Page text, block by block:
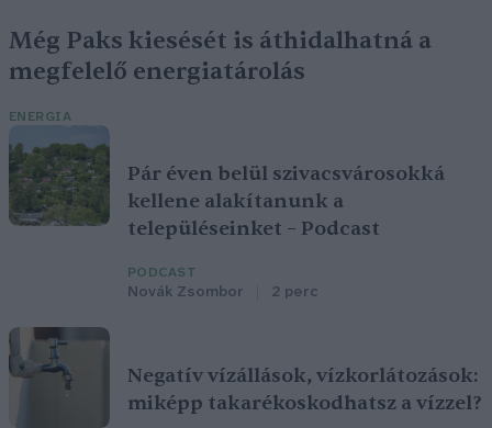
Még Paks kiesését is áthidalhatná a
megfelelő energiatárolás
ENERGIA
Pár éven belül szivacsvárosokká
kellene alakítanunk a
településeinket – Podcast
PODCAST
Novák Zsombor 2 perc
Negatív vízállások, vízkorlátozások:
miképp takarékoskodhatsz a vízzel?